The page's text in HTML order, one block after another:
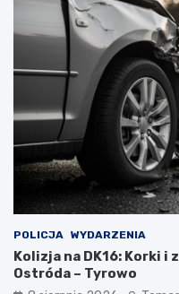
POLICJA WYDARZENIA
Kolizja na DK16: Korki i
Ostróda – Tyrowo